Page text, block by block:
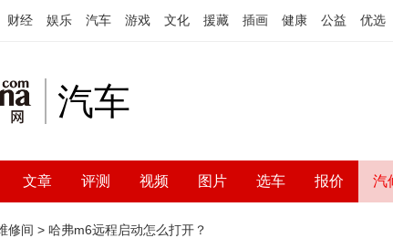
财经 娱乐 汽车 游戏 文化 援藏 插画 健康 公益 优选
汽车
文章 评测 视频 图片 选车 报价 汽
修间 > 哈弗m6远程启动怎么打开？